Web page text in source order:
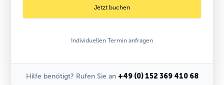
Jetzt buchen
Individuellen Termin anfragen
Hilfe benötigt? Rufen Sie an +49 (0) 152 369 410 68